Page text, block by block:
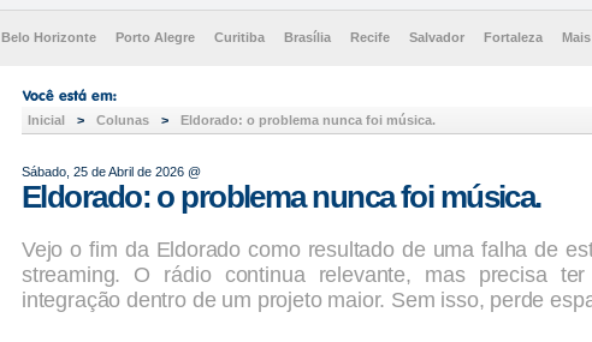
Belo Horizonte Porto Alegre Curitiba Brasília Recife Salvador Fortaleza
Inicial > Colunas > Eldorado: o problema nunca foi música.
Sábado, 25 de Abril de 2026 @
Eldorado: o problema nunca foi música.
Vejo o fim da Eldorado como resultado de uma falha de
streaming. O rádio continua relevante, mas precisa
integração dentro de um projeto maior. Sem isso, perde